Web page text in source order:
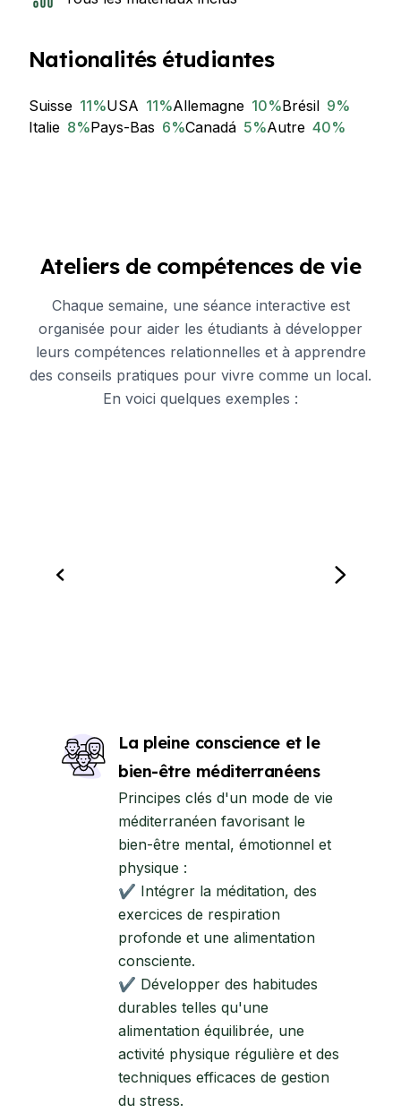
Nationalités étudiantes
Suisse 11%USA 11%Allemagne 10%Brésil 9%
Italie 8%Pays-Bas 6%Canadá 5%Autre 40%
Ateliers de compétences de vie
Chaque semaine, une séance interactive est
organisée pour aider les étudiants à développer
leurs compétences relationnelles et à apprendre
des conseils pratiques pour vivre comme un local.
En voici quelques exemples :
La pleine conscience et le
bien-être méditerranéens
Principes clés d'un mode de vie
méditerranéen favorisant le
bien-être mental, émotionnel et
physique :
✔ Intégrer la méditation, des
exercices de respiration
profonde et une alimentation
consciente.
✔ Développer des habitudes
durables telles qu'une
alimentation équilibrée, une
activité physique régulière et des
techniques efficaces de gestion
du stress.